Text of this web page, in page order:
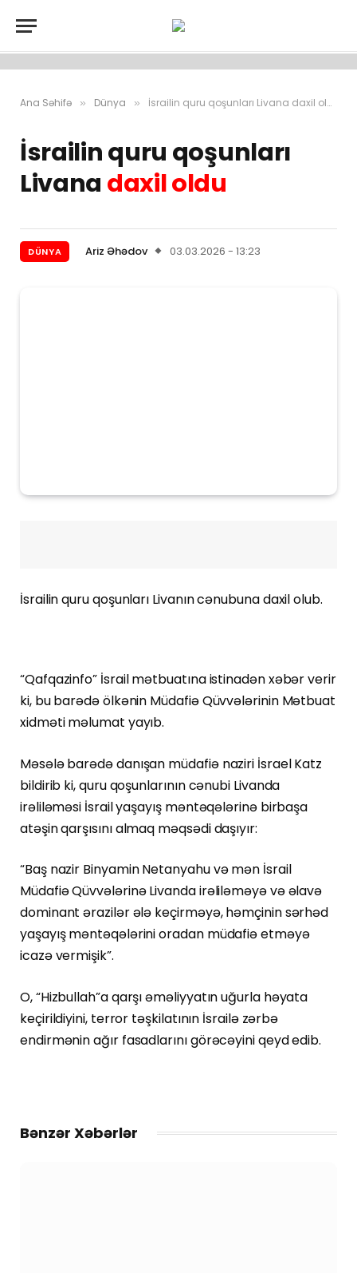
Ana Səhifə » Dünya » İsrailin quru qoşunları Livana daxil oldu
İsrailin quru qoşunları
Livana daxil oldu
DÜNYA Ariz Əhədov 03.03.2026 - 13:23
İsrailin quru qoşunları Livanın cənubuna daxil olub.
“Qafqazinfo” İsrail mətbuatına istinadən xəbər verir
ki, bu barədə ölkənin Müdafiə Qüvvələrinin Mətbuat
xidməti məlumat yayıb.
Məsələ barədə danışan müdafiə naziri İsrael Katz
bildirib ki, quru qoşunlarının cənubi Livanda
irəliləməsi İsrail yaşayış məntəqələrinə birbaşa
atəşin qarşısını almaq məqsədi daşıyır:
“Baş nazir Binyamin Netanyahu və mən İsrail
Müdafiə Qüvvələrinə Livanda irəliləməyə və əlavə
dominant ərazilər ələ keçirməyə, həmçinin sərhəd
yaşayış məntəqələrini oradan müdafiə etməyə
icazə vermişik”.
O, “Hizbullah”a qarşı əməliyyatın uğurla həyata
keçirildiyini, terror təşkilatının İsrailə zərbə
endirmənin ağır fasadlarını görəcəyini qeyd edib.
Bənzər Xəbərlər